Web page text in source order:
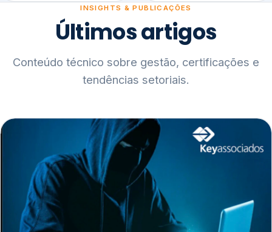
INSIGHTS & PUBLICAÇÕES
Últimos artigos
Conteúdo técnico sobre gestão, certificações e
tendências setoriais.